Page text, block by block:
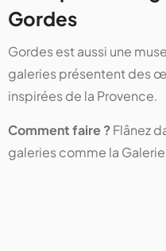
Gordes
Gordes est aussi une
galeries présentent des
inspirées de la Provence.
Comment faire ?Flânez
galeries comme la Galerie